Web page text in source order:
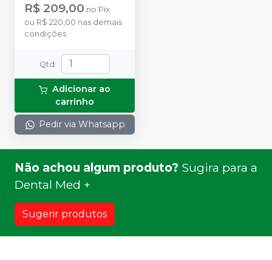
R$ 209,00 no Pix
ou R$ 220,00 nas demais
condições
Qtd :
Adicionar ao
carrinho
Pedir via Whatsapp
Não achou algum produto? Sugira para a
Dental Med +
Sugerir produtos